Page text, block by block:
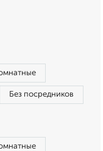
Без посредников